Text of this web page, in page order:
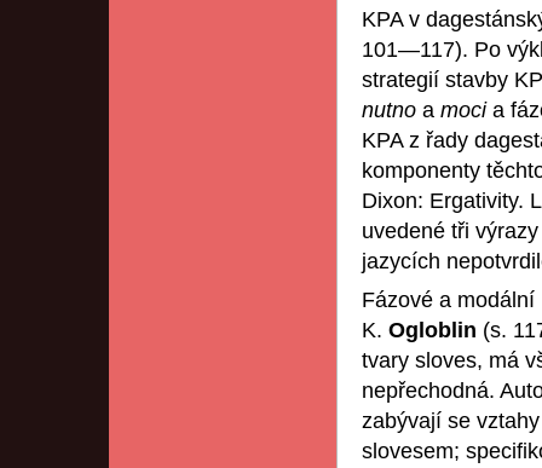
KPA v
101—117). Po
strategií stavby
nutno a moci a
KPA z řady
komponenty
Dixon: Ergativity.
uvedené tři
jazycích
Fázové a
K. Ogloblin (s.
tvary sloves, má
nepřechodná.
zabývají se
slovesem;